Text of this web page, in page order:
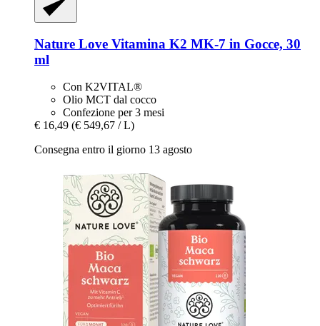
Nature Love Vitamina K2 MK-​7 in Gocce, 30
ml
Con K2VITAL®
Olio MCT dal cocco
Confezione per 3 mesi
€ 16,49 (€ 549,67 / L)
Consegna entro il giorno 13 agosto